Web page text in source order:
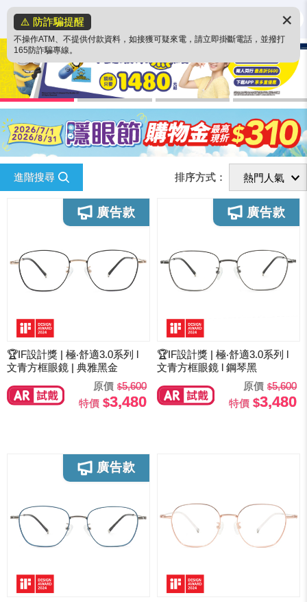
⚠️ 防詐騙提醒
不操作ATM、不提供付款資料，如接獲可疑來電，請立即掛斷電話，並撥打
165防詐騙專線。
✕
進階搜尋 排序方式：
🏆IF設計獎 | 極‧舒適3.0系列 l
文青方框眼鏡 | 典雅黑金
原價
5,600
特價
3,480
🏆IF設計獎 | 極‧舒適3.0系列 l
文青方框眼鏡 l 鋼琴黑
原價
5,600
特價
3,480